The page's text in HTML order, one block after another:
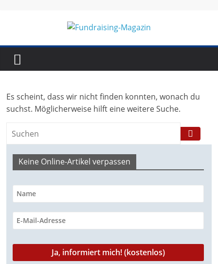
Fundraising-
B
c
n
a
g
a
Es scheint, dass wir nicht finden konnten, wonach du
suchst. Möglicherweise hilft eine weitere Suche.
Keine Online-Artikel verpassen